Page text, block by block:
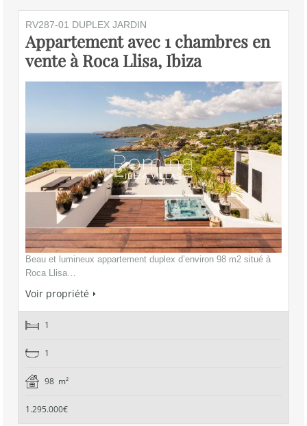
RV287-01 DUPLEX JARDIN
Appartement avec 1 chambres en
vente à Roca Llisa, Ibiza
Beau et lumineux appartement duplex d’environ 98 m2 situé à
Roca Llisa…
Voir propriété
1
1
98 m²
1.295.000€